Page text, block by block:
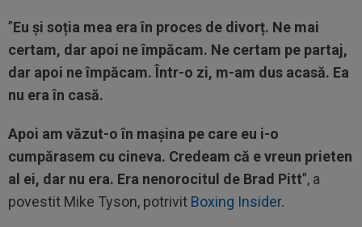
”Eu și soția mea era în proces de divorț. Ne mai
certam, dar apoi ne împăcam. Ne certam pe partaj,
dar apoi ne împăcam. Într-o zi, m-am dus acasă. Ea
nu era în casă.
Apoi am văzut-o în mașina pe care eu i-o
cumpărasem cu cineva. Credeam că e vreun prieten
al ei, dar nu era. Era nenorocitul de Brad Pitt”, a
povestit Mike Tyson, potrivit Boxing Insider.